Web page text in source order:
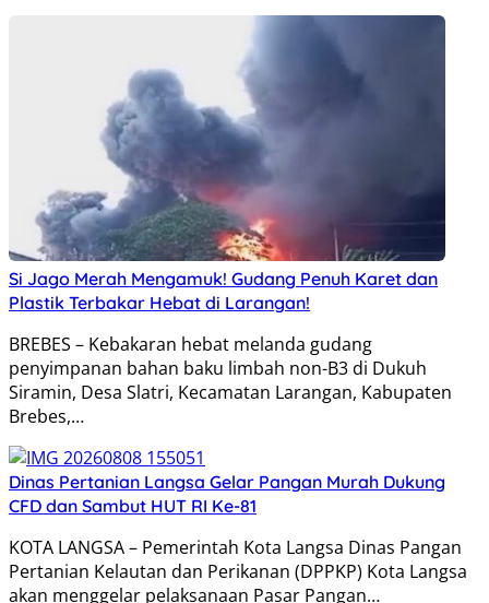
Si Jago Merah Mengamuk! Gudang Penuh Karet dan
Plastik Terbakar Hebat di Larangan!
BREBES – Kebakaran hebat melanda gudang
penyimpanan bahan baku limbah non-B3 di Dukuh
Siramin, Desa Slatri, Kecamatan Larangan, Kabupaten
Brebes,…
Dinas Pertanian Langsa Gelar Pangan Murah Dukung
CFD dan Sambut HUT RI Ke-81
KOTA LANGSA – Pemerintah Kota Langsa Dinas Pangan
Pertanian Kelautan dan Perikanan (DPPKP) Kota Langsa
akan menggelar pelaksanaan Pasar Pangan…